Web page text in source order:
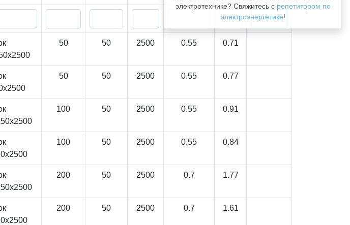
электротехнике? Свяжитесь с репетитором по
электроэнергетике!
50 50 2500 0.55 0.71
50 50 2500 0.55 0.77
100 50 2500 0.55 0.91
100 50 2500 0.55 0.84
200 50 2500 0.7 1.77
200 50 2500 0.7 1.61